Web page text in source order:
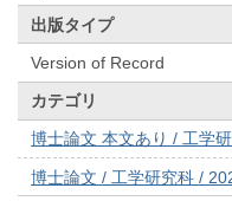
出版タイプ
Version of Record
カテゴリ
博士論文 本文あり / 工学
博士論文 / 工学研究科 /